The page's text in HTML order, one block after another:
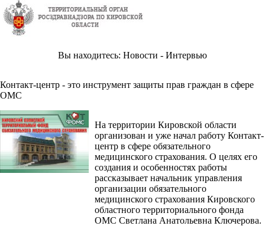
Вы находитесь: Новости - Интервью
Контакт-центр - это инструмент защиты прав граждан в сфере
ОМС
На территории Кировской области
организован и уже начал работу Контакт-
центр в сфере обязательного
медицинского страхования. О целях его
создания и особенностях работы
рассказывает начальник управления
организации обязательного
медицинского страхования Кировского
областного территориального фонда
ОМС Светлана Анатольевна Ключерова.